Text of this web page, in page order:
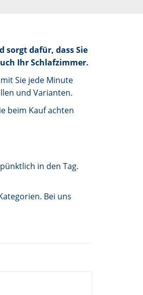
sorgt dafür, dass Sie
Ihr Schlafzimmer.
Sie jede Minute
und Varianten.
beim Kauf achten
in den Tag.
Bei uns